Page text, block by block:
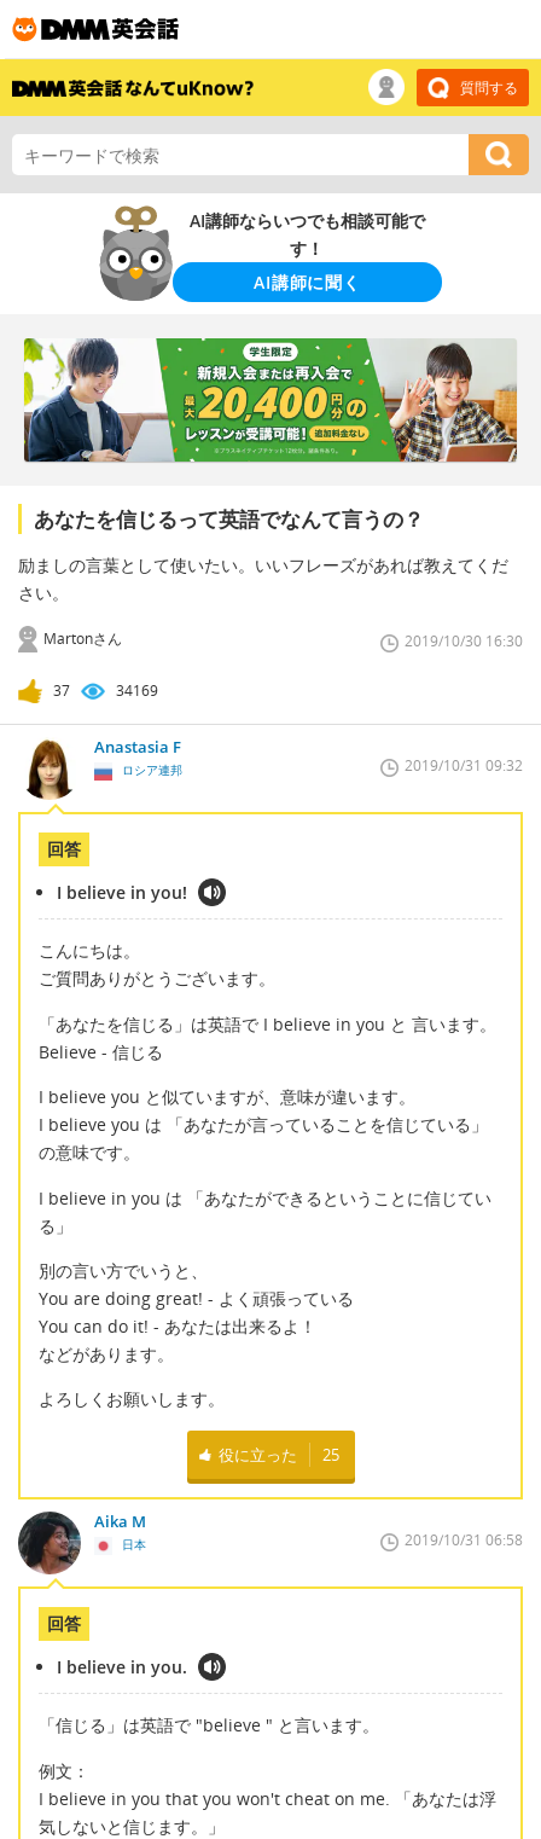
質問する
AI講師ならいつでも相談可能で
す！
AI講師に聞く
あなたを信じるって英語でなんて言うの？
励ましの言葉として使いたい。いいフレーズがあれば教えてくだ
さい。
Martonさん 2019/10/30 16:30
37 34169
Anastasia F
ロシア連邦 2019/10/31 09:32
回答
I believe in you!
こんにちは。
ご質問ありがとうございます。
「あなたを信じる」は英語で I believe in you と 言います。
Believe - 信じる
I believe you と似ていますが、意味が違います。
I believe you は 「あなたが言っていることを信じている」
の意味です。
I believe in you は 「あなたができるということに信じてい
る」
別の言い方でいうと、
You are doing great! - よく頑張っている
You can do it! - あなたは出来るよ！
などがあります。
よろしくお願いします。
役に立った 25
Aika M
日本 2019/10/31 06:58
回答
I believe in you.
「信じる」は英語で "believe " と言います。
例文：
I believe in you that you won't cheat on me. 「あなたは浮
気しないと信じます。」